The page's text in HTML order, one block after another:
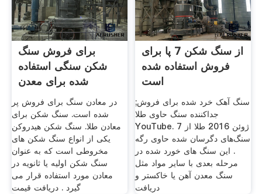
برای فروش سنگ
شکن سنگی استفاده
شده برای معدن
در معادن سنگ برای فروش پر
شده است. سنگ شکن برای
معادن طلا. سنگ شکن هیدروکن
یکی از انواع سنگ شکن های
مخروطی است که به عنوان
سنگ شکن اولیه یا ثانویه در
معادن مورد استفاده قرار می
گیرد . دریافت قیمت
از سنگ شکن 7 پا برای
فروش استفاده شده
است
سنگ آهک خرد شده برای فروش;
جداکننده سنگ حاوی طلا
YouTube. 7 ژوئن 2016 طلا از
سنگ‌های دگرسان شده حاوی رگه
. این سنگ های خورد شده در
مرحله بعدی با سایر مواد مثل
سنگ معدن آهن یا خاکستر و
دریافت